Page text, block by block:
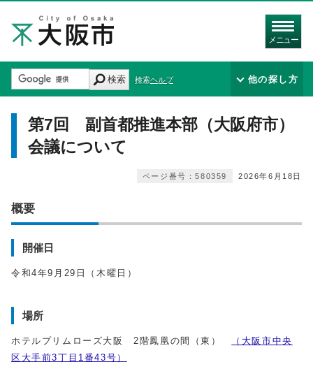
メニュー
検索 検索ヘルプ 他の探し方
第7回 副首都推進本部（大阪府市）
会議について
2026年6月18日
ページ番号：580359
概要
開催日
令和4年9月29日（木曜日）
場所
ホテルプリムローズ大阪 2階鳳凰の間（東）
（大阪市中央
区大手前3丁目1番43号）